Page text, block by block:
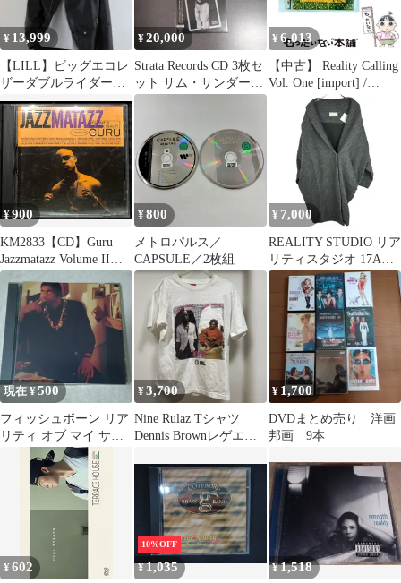
¥ 13,999
【LILL】ビッグエコレ
ザーダブルライダース
ジャケット
¥20,000
Strata Records CD 3枚セ
ット サム・サンダース
他
¥ 6,013
【中古】 Reality Calling
Vol. One [import] /
Various / Jet Star
¥900
KM2833【CD】Guru
Jazzmatazz Volume II
The New Reality グール
ー ジャズマタズ・ヴォ
リューム2 ザ・ニュ
ー・リアリティ
¥800
メトロパルス／
CAPSULE／2枚組
¥ 7,000
REALITY STUDIO リア
リティスタジオ 17AW
ポリエステルウールコ
クーンコート グレー
XS-S
現在 ¥500
フィッシュボーン リア
リティ オブ マイ サラ
ウンディング
¥3,700
Nine Rulaz Tシャツ
Dennis Brownレゲエ
¥ 1,700
DVDまとめ売り 洋画
邦画 9本
¥602
10%OFF
¥1,035 ¥1,518